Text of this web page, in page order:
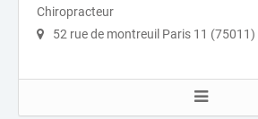
Chiropracteur
52 rue de montreuil Paris 11 (75011)